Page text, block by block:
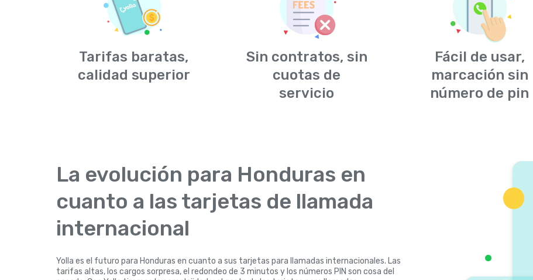
Tarifas baratas,
calidad superior
Sin contratos, sin
cuotas de
servicio
Fácil de usar,
marcación sin
número de pin
La evolución para Honduras en
cuanto a las tarjetas de llamada
internacional
Yolla es el futuro para Honduras en cuanto a sus tarjetas para llamadas internacionales. Las
tarifas altas, los cargos sorpresa, el redondeo de 3 minutos y los números PIN son cosa del